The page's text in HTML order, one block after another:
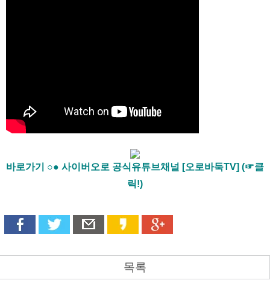
바로가기 ○● 사이버오로 공식유튜브채널 [오로바둑TV] (☞클
릭!)
목록